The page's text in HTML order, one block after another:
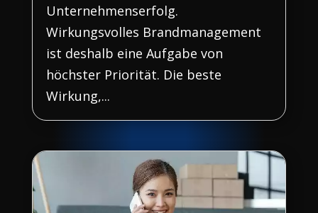
Unternehmenserfolg.
Wirkungsvolles Brandmanagement
ist deshalb eine Aufgabe von
höchster Priorität. Die beste
Wirkung,...